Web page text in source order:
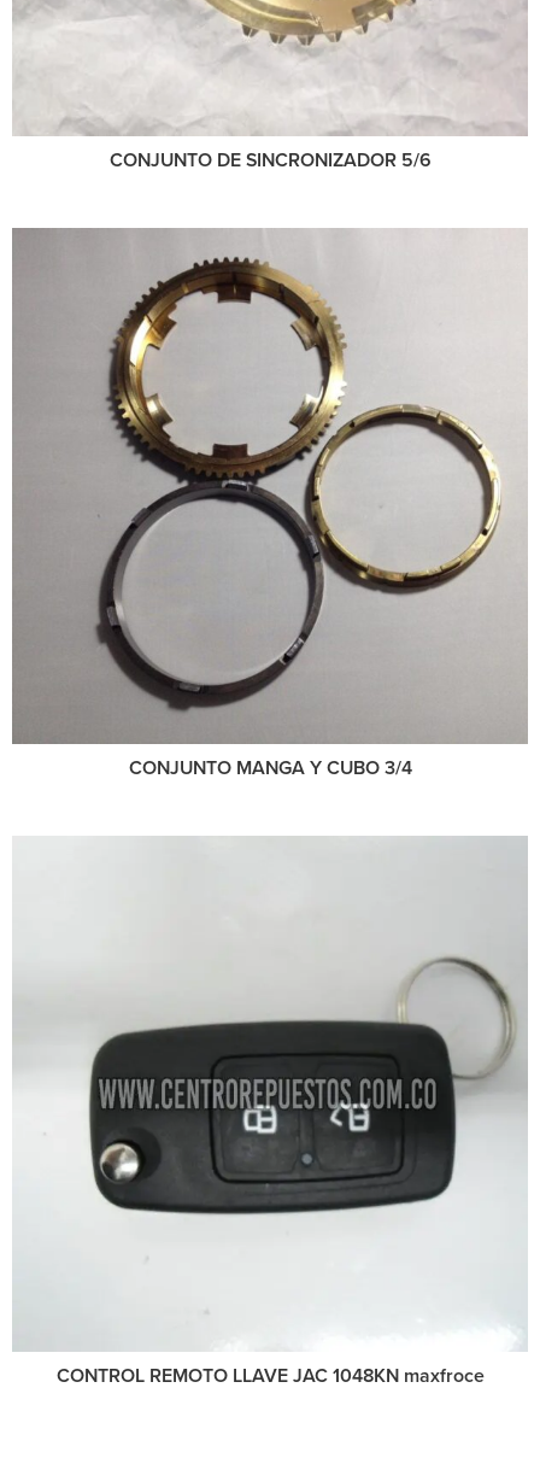
CONJUNTO DE SINCRONIZADOR 5/6
CONJUNTO MANGA Y CUBO 3/4
CONTROL REMOTO LLAVE JAC 1048KN maxfroce